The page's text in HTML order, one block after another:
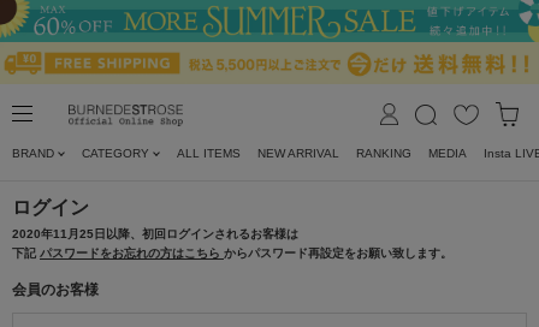
BRAND CATEGORY ALL ITEMS NEW ARRIVAL RANKING MEDIA Insta
ログイン
2020年11月25日以降、初回ログインされるお客様は
下記 パスワードをお忘れの方はこちら からパスワード再設定をお願い致します。
会員のお客様